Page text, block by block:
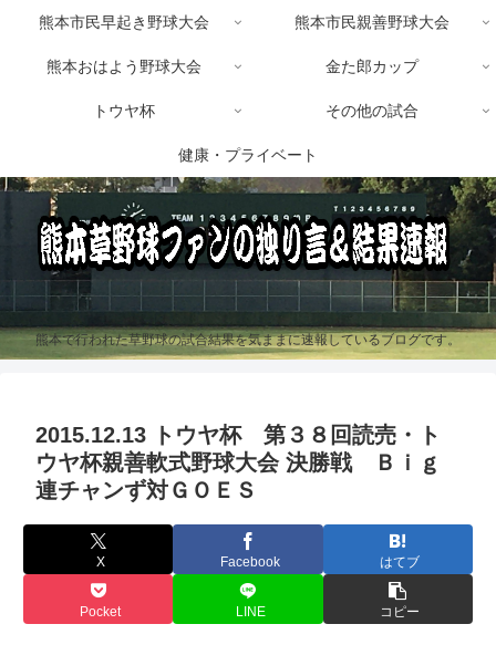
熊本で行われた草野球の試合結果を気ままに速報しているブログです。
熊本市民早起き野球大会 熊本市民親善野球大会
熊本おはよう野球大会 金た郎カップ
トウヤ杯 その他の試合
健康・プライベート
2015.12.13 トウヤ杯 第３８回読売・ト
ウヤ杯親善軟式野球大会 決勝戦 Ｂｉｇ
連チャンず対ＧＯＥＳ
X Facebook はてブ
Pocket LINE コピー